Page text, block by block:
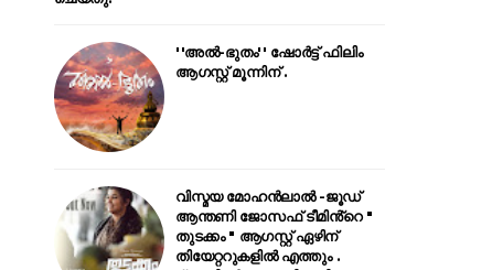
''അൽ-ഭുതം'' ഷോർട്ട് ഫിലിം
ആഗസ്റ്റ് മൂന്നിന് .
വിസ്മയ മോഹൻലാൽ -ജൂഡ്
ആന്തണി ജോസഫ് ടീമിൻ്റെ "
തുടക്കം " ആഗസ്റ്റ് ഏഴിന്
തിയേറ്ററുകളിൽ എത്തും .